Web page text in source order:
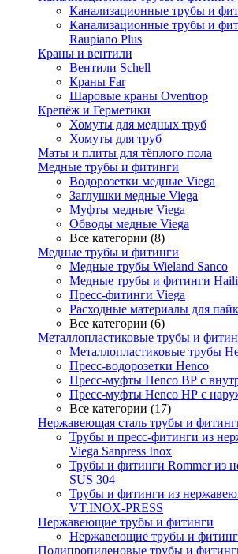
Канализационные трубы и
Канализационные трубы и
Raupiano Plus
Краны и вентили
Вентили Schell
Краны Far
Шаровые краны Oventrop
Крепёж и Герметики
Хомуты для медных труб
Хомуты для труб
Маты и плиты для тёплого пола
Медные трубы и фитинги
Водорозетки медные Viega
Заглушки медные Viega
Муфты медные Viega
Обводы медные Viega
Все категории (8)
Медные трубы и фитинги
Медные трубы Wieland Sanco
Медные трубы и фитинги
Пресс-фитинги Viega
Расходные материалы для
Все категории (6)
Металлопластиковые трубы и
Металлопластиковые трубы
Пресс-водорозетки Henco
Пресс-муфты Henco ВР с
Пресс-муфты Henco НР с
Все категории (17)
Нержавеющая сталь трубы и
Трубы и пресс-фитинги из
Viega Sanpress Inox
Трубы и фитинги Rommer из
SUS 304
Трубы и фитинги из
VT.INOX-PRESS
Нержавеющие трубы и фитинги
Нержавеющие трубы и
Полипропиленовые трубы и